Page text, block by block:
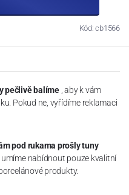
Kód: cb1566
pečlivě balíme , aby k vám
Pokud ne, vyřídíme reklamaci
pod rukama prošly tuny
umíme nabídnout pouze kvalitní
produkty.